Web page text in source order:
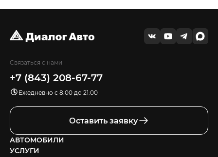
Связаться с нами
+7 (843) 208-67-77
Ежедневно с 8:00 до 21:00
Оставить заявку
АВТОМОБИЛИ
УСЛУГИ